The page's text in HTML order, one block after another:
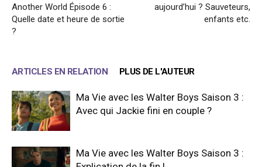
Another World Épisode 6 :
Quelle date et heure de sortie
?
aujourd’hui ? Sauveteurs,
enfants etc.
ARTICLES EN RELATION PLUS DE L'AUTEUR
Ma Vie avec les Walter Boys Saison 3 :
Avec qui Jackie fini en couple ?
Ma Vie avec les Walter Boys Saison 3 :